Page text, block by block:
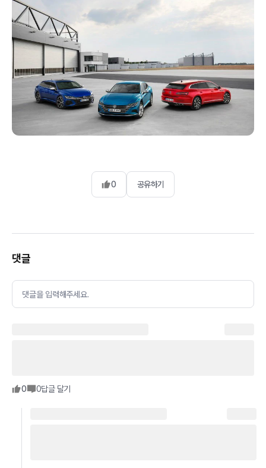
0 공유하기
댓글
댓글을 입력해주세요.
0 0답글 달기